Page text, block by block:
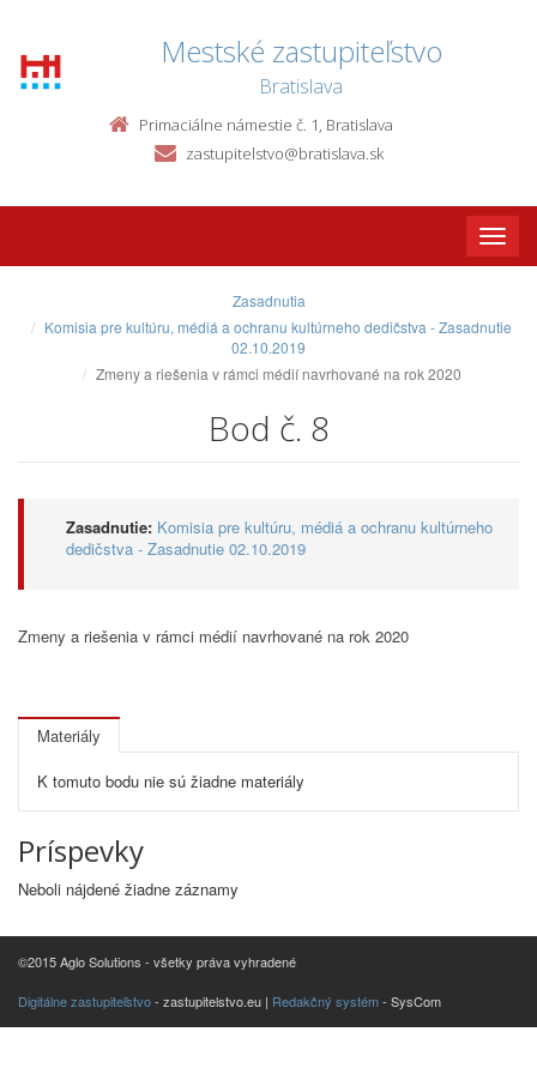
Mestské zastupiteľstvo
Bratislava
Primaciálne námestie č. 1, Bratislava
zastupitelstvo@bratislava.sk
Toggle
Zasadnutia
Komisia pre kultúru, médiá a ochranu kultúrneho dedičstva - Zasadnutie
02.10.2019
Zmeny a riešenia v rámci médií navrhované na rok 2020
Bod č. 8
Zasadnutie: Komisia pre kultúru, médiá a ochranu kultúrneho
dedičstva - Zasadnutie 02.10.2019
Zmeny a riešenia v rámci médií navrhované na rok 2020
Materiály
K tomuto bodu nie sú žiadne materiály
Príspevky
Neboli nájdené žiadne záznamy
©2015 Aglo Solutions - všetky práva vyhradené
Digitálne zastupiteľstvo- zastupitelstvo.eu | Redakčný systém- SysCom